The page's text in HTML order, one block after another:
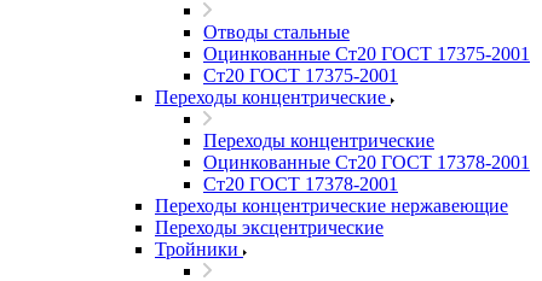
Отводы стальные
Оцинкованные Ст20 ГОСТ 17375-2001
Ст20 ГОСТ 17375-2001
Переходы концентрические
Переходы концентрические
Оцинкованные Ст20 ГОСТ 17378-2001
Ст20 ГОСТ 17378-2001
Переходы концентрические нержавеющие
Переходы эксцентрические
Тройники